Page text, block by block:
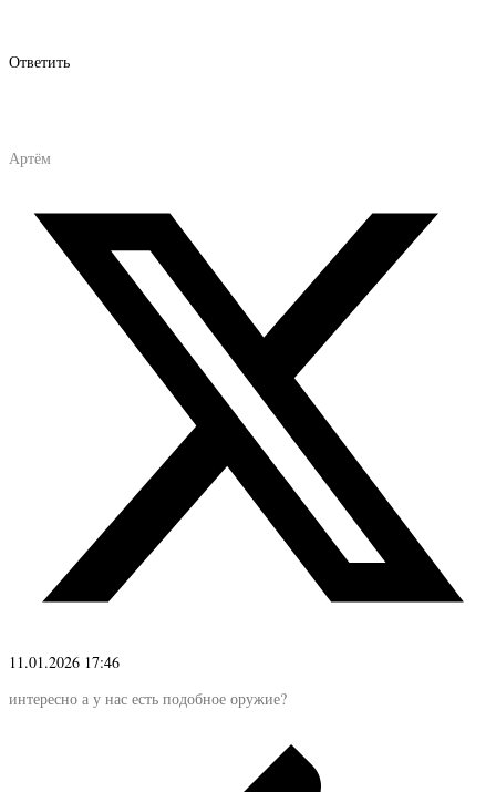
Ответить
Артём
11.01.2026 17:46
интересно а у нас есть подобное оружие?